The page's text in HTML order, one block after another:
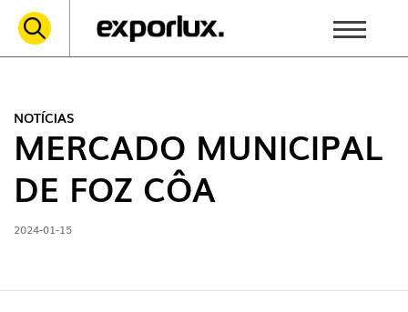
NOTÍCIAS
MERCADO MUNICIPAL
DE FOZ CÔA
2024-01-15